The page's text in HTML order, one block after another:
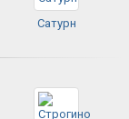
Сатурн